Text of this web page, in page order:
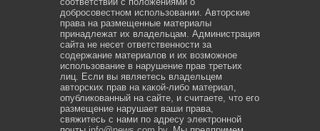
добросовестном использовании. Авторские
права на размещенные материалы
принадлежат их владельцам. Администрация
сайта не несет ответственности за
содержание материалов и их возможное
использование в нарушение прав третьих
лиц. Если вы являетесь владельцем
авторских прав на какой-либо материал,
опубликованный на сайте, и считаете, что его
размещение нарушает ваши права,
свяжитесь с нами по адресу электронной